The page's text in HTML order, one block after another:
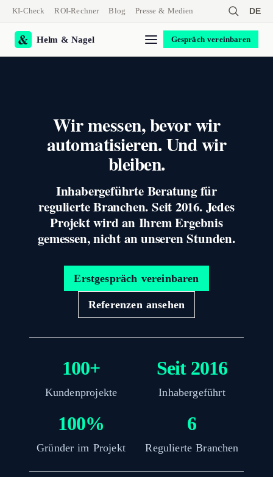
KI-Check ROI-Rechner Blog Presse & Medien DE
Helm & Nagel Gespräch vereinbaren
Wir messen, bevor wir
automatisieren. Und wir
bleiben.
Inhabergeführte Beratung für
regulierte Branchen. Seit 2016. Jedes
Projekt wird an Ihrem Ergebnis
gemessen, nicht an unseren Stunden.
Erstgespräch vereinbaren
Referenzen ansehen
100+
Kundenprojekte
Seit 2016
Inhabergeführt
100%
Gründer im Projekt
6
Regulierte Branchen